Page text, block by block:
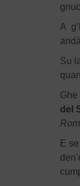
A
Su
del
E